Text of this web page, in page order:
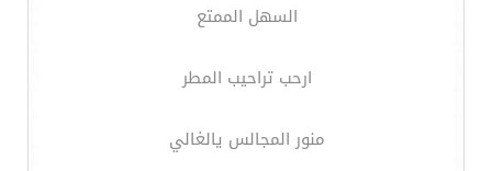
السهل الممتع
ارحب تراحيب المطر
منور المجالس يالغالي